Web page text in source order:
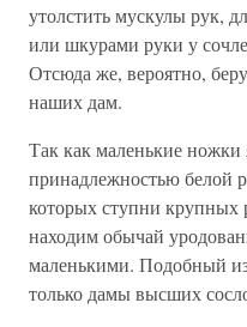
утолстить мускулы рук,
или шкурами руки у
Отсюда же, вероятно,
наших дам.
Так как маленькие
принадлежностью белой
которых ступни крупных
находим обычай
маленькими. Подобный
только дамы высших